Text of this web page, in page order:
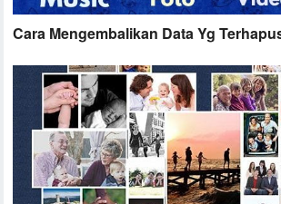
Cara Mengembalikan Data Yg